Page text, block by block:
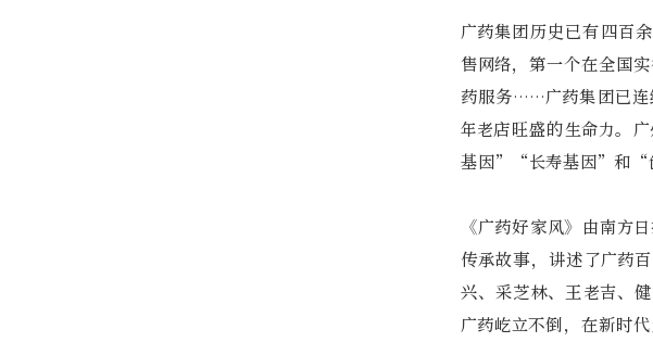
广药集团历史已有四百
售网络，第一个在全国
药服务……广药集团已连
年老店旺盛的生命力。
基因”“长寿基因”和“
《广药好家风》由南方
传承故事，讲述了广药
兴、采芝林、王老吉、
广药屹立不倒，在新时